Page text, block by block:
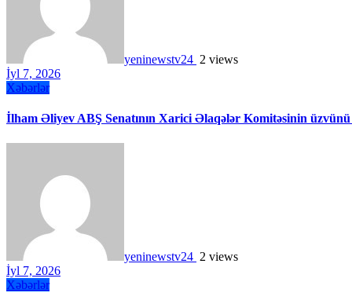
yeninewstv24 2 views
İyl 7, 2026
Xəbərlər
İlham Əliyev ABŞ Senatının Xarici Əlaqələr Komitəsinin
yeninewstv24 2 views
İyl 7, 2026
Xəbərlər